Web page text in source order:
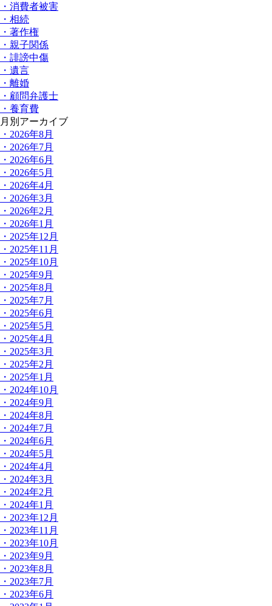
・消費者被害
・相続
・著作権
・親子関係
・誹謗中傷
・遺言
・離婚
・顧問弁護士
・養育費
月別アーカイブ
・2026年8月
・2026年7月
・2026年6月
・2026年5月
・2026年4月
・2026年3月
・2026年2月
・2026年1月
・2025年12月
・2025年11月
・2025年10月
・2025年9月
・2025年8月
・2025年7月
・2025年6月
・2025年5月
・2025年4月
・2025年3月
・2025年2月
・2025年1月
・2024年10月
・2024年9月
・2024年8月
・2024年7月
・2024年6月
・2024年5月
・2024年4月
・2024年3月
・2024年2月
・2024年1月
・2023年12月
・2023年11月
・2023年10月
・2023年9月
・2023年8月
・2023年7月
・2023年6月